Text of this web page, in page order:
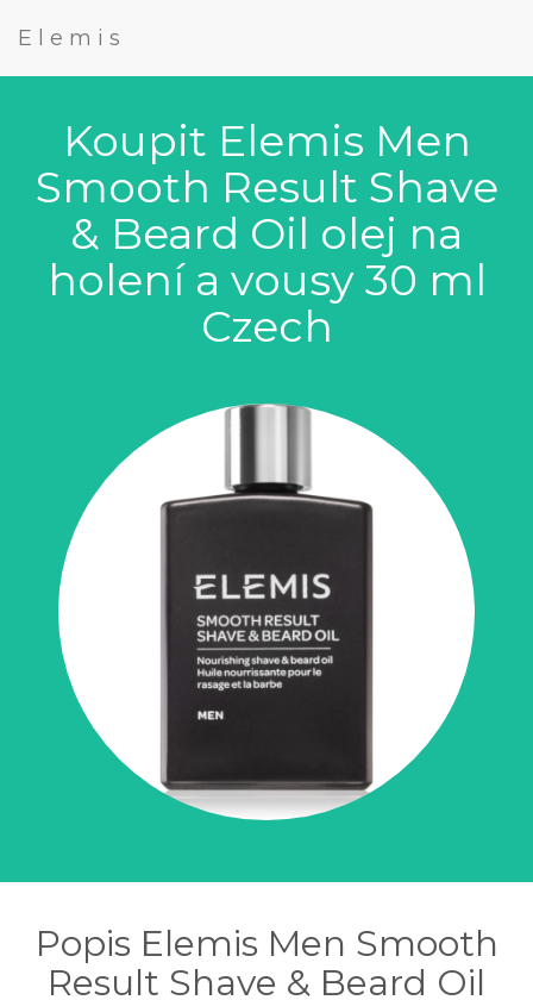
Elemis
Koupit Elemis Men
Smooth Result Shave
& Beard Oil olej na
holení a vousy 30 ml
Czech
Popis Elemis Men Smooth
Result Shave & Beard Oil